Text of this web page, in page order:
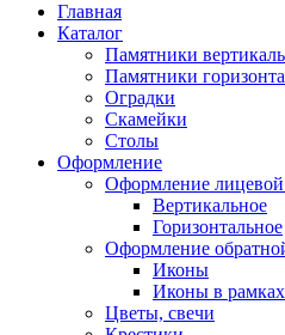
Главная
Каталог
Памятники
Памятники
Оградки
Скамейки
Столы
Оформление
Оформление
Вертикальное
Горизонтальное
Оформление
Иконы
Иконы в рамках
Цветы, свечи